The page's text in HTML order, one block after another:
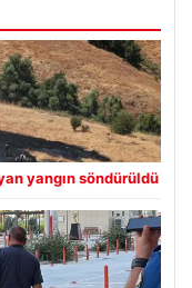
yangın söndürüldü